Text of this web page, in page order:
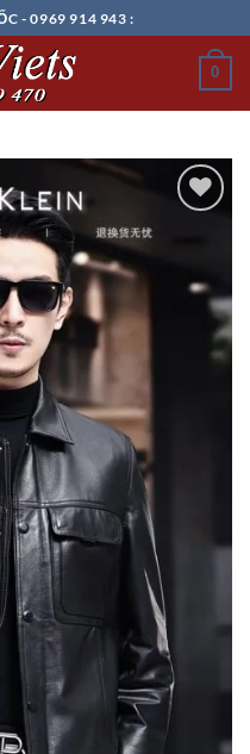
- 0969 914 943 :
0
wishlist